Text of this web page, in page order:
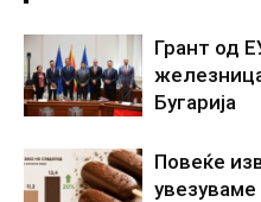
Грант од
Бугарија
Повеќе